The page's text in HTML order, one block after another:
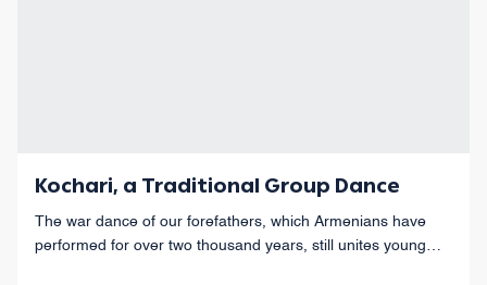
Kochari, a Traditional Group Dance
The war dance of our forefathers, which Armenians have
performed for over two thousand years, still unites young